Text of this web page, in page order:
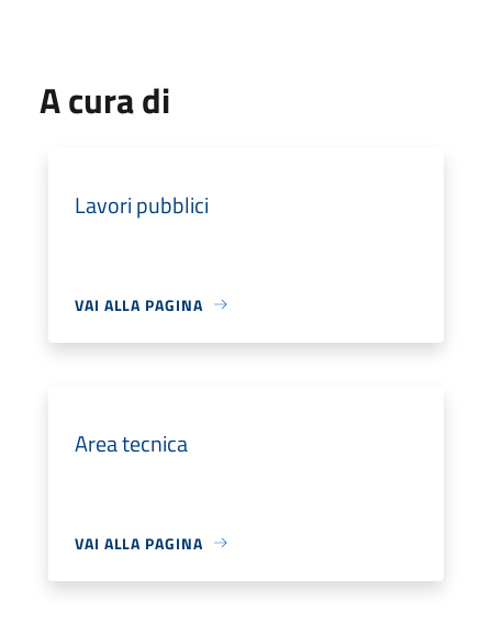
A cura di
Lavori pubblici
VAI ALLA PAGINA
Area tecnica
VAI ALLA PAGINA